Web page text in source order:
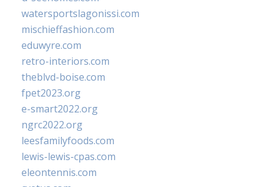
watersportslagonissi.com
mischieffashion.com
eduwyre.com
retro-interiors.com
theblvd-boise.com
fpet2023.org
e-smart2022.org
ngrc2022.org
leesfamilyfoods.com
lewis-lewis-cpas.com
eleontennis.com